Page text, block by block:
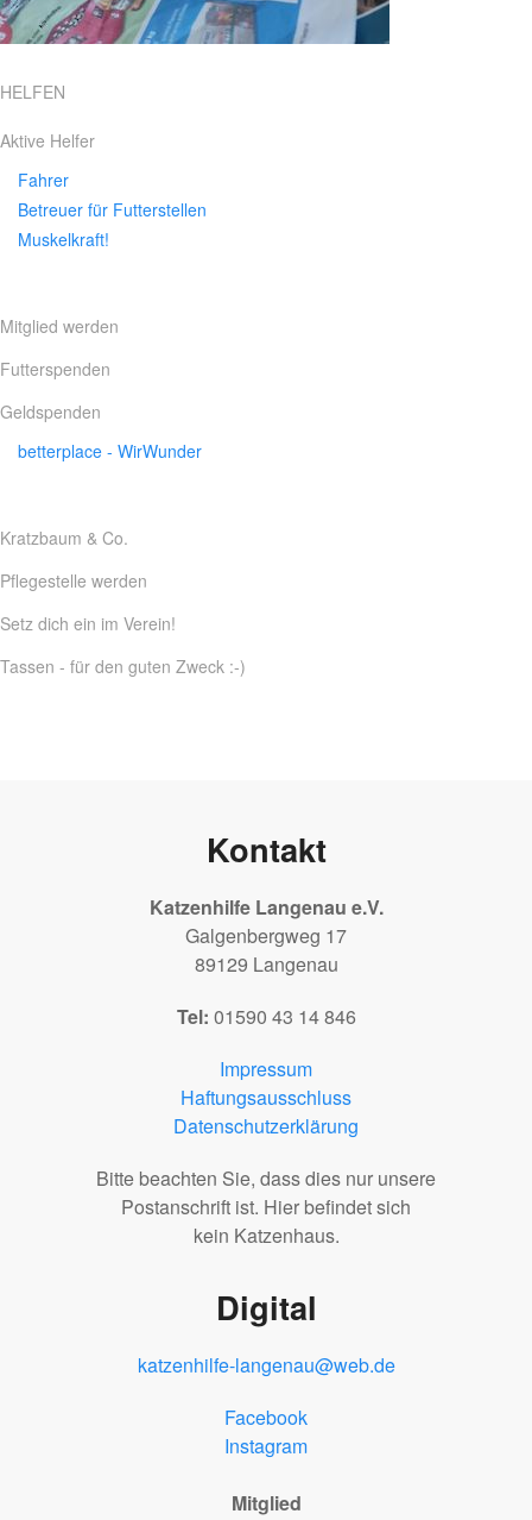
HELFEN
Aktive Helfer
Fahrer
Betreuer für Futterstellen
Muskelkraft!
Mitglied werden
Futterspenden
Geldspenden
betterplace - WirWunder
Kratzbaum & Co.
Pflegestelle werden
Setz dich ein im Verein!
Tassen - für den guten Zweck :-)
Kontakt
Katzenhilfe Langenau e.V.
Galgenbergweg 17
89129 Langenau
Tel: 01590 43 14 846
Impressum
Haftungsausschluss
Datenschutzerklärung
Bitte beachten Sie, dass dies nur unsere
Postanschrift ist. Hier befindet sich
kein Katzenhaus.
Digital
katzenhilfe-langenau@web.de
Facebook
Instagram
Mitglied